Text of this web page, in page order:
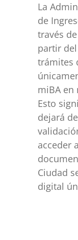
La
de
través
partir
trámites
miBA en
Esto
dejará
acceder
Ciudad
digital